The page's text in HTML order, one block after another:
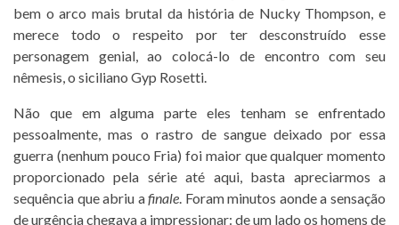
bem o arco mais brutal da história de Nucky Thompson, e
merece todo o respeito por ter desconstruído esse
personagem genial, ao colocá-lo de encontro com seu
nêmesis, o siciliano Gyp Rosetti.
Não que em alguma parte eles tenham se enfrentado
pessoalmente, mas o rastro de sangue deixado por essa
guerra (nenhum pouco Fria) foi maior que qualquer momento
proporcionado pela série até aqui, basta apreciarmos a
sequência que abriu afinale. Foram minutos aonde a sensação
de urgência chegava a impressionar: de um lado os homens de